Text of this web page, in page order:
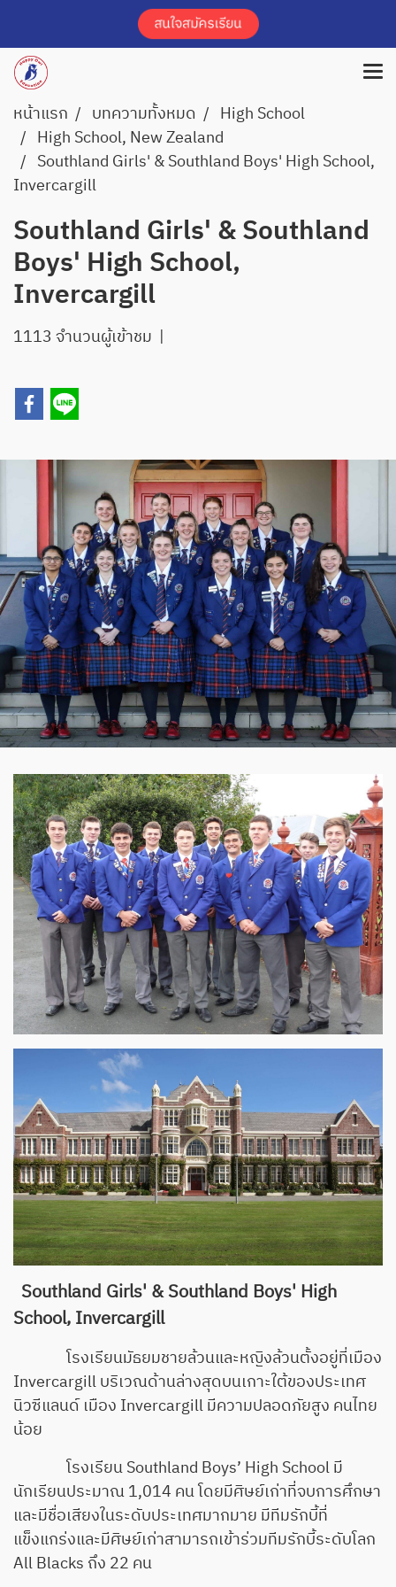
หน้าแรก บทความทั้งหมด
High School
High School, New Zealand
Southland Girls' & Southland Boys' High School,
Invercargill
Southland Girls' & Southland
Boys' High School,
Invercargill
1113 จำนวนผู้เข้าชม |
Southland Girls' & Southland Boys' High
School, Invercargill
โรงเรียนมัธยมชายล้วนและหญิงล้วนตั้งอยู่ที่เมือง
Invercargill บริเวณด้านล่างสุดบนเกาะใต้ของประเทศ
นิวซีแลนด์ เมือง Invercargill มีความปลอดภัยสูง คนไทย
น้อย
โรงเรียน Southland Boys’ High School มี
นักเรียนประมาณ 1,014 คน โดยมีศิษย์เก่าที่จบการศึกษา
และมีชื่อเสียงในระดับประเทศมากมาย มีทีมรักบี้ที่
แข็งแกร่งและมีศิษย์เก่าสามารถเข้าร่วมทีมรักบี้ระดับโลก
All Blacks ถึง 22 คน